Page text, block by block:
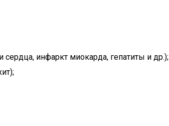
инфаркт миокарда, гепатиты и др.);